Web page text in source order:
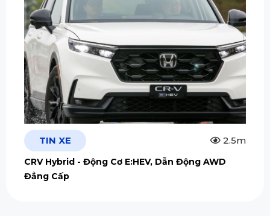
TIN XE 2.5m
CRV Hybrid - Động Cơ E:HEV, Dẫn Động AWD
Đẳng Cấp